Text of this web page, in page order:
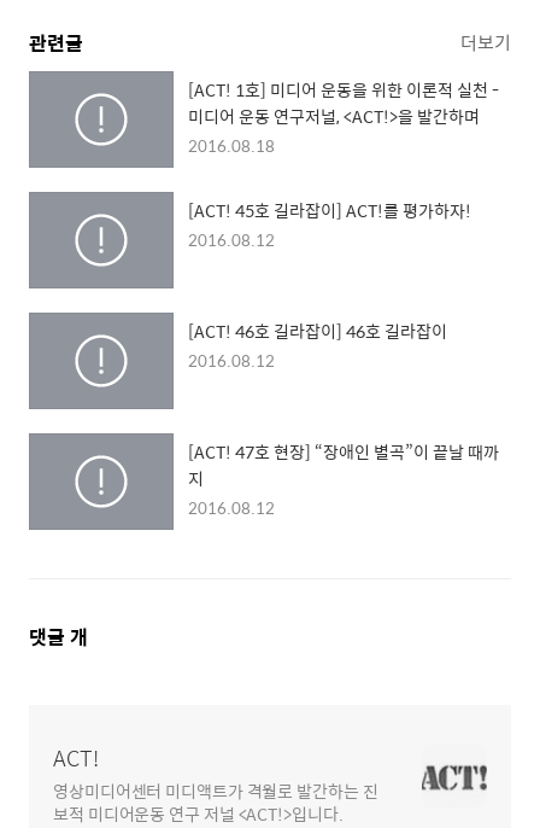
관련글 더보기
[ACT! 1호] 미디어 운동을 위한 이론적 실천 -
미디어 운동 연구저널, <ACT!>을 발간하며
2016.08.18
[ACT! 45호 길라잡이] ACT!를 평가하자!
2016.08.12
[ACT! 46호 길라잡이] 46호 길라잡이
2016.08.12
[ACT! 47호 현장] “장애인 별곡”이 끝날 때까
지
2016.08.12
댓
댓글 개
ACT!
영상미디어센터 미디액트가 격월로 발간하는 진
보적 미디어운동 연구 저널 <ACT!>입니다.